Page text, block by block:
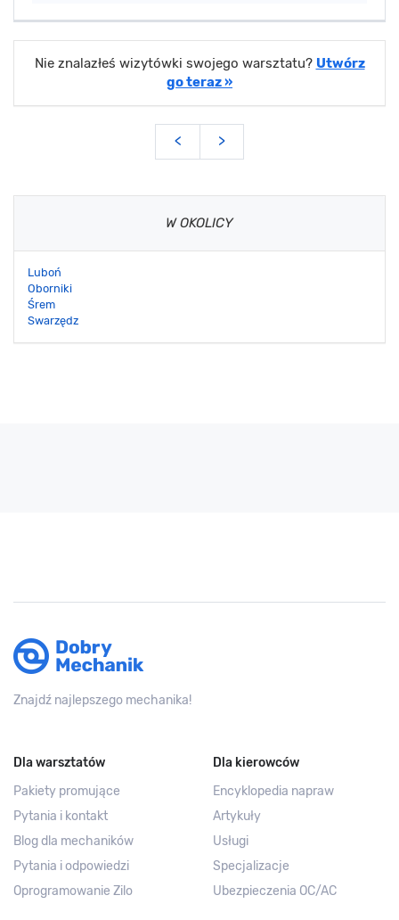
Nie znalazłeś wizytówki swojego warsztatu? Utwórz
go teraz »
< >
W OKOLICY
Luboń
Oborniki
Śrem
Swarzędz
Znajdź najlepszego mechanika!
Dla warsztatów
Pakiety promujące
Pytania i kontakt
Blog dla mechaników
Pytania i odpowiedzi
Oprogramowanie Zilo
Dla kierowców
Encyklopedia napraw
Artykuły
Usługi
Specjalizacje
Ubezpieczenia OC/AC